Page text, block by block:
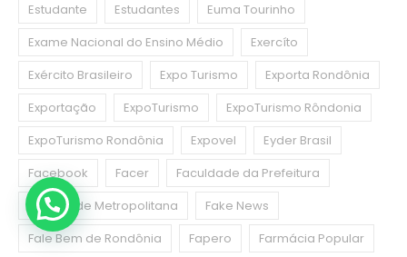
Estudante
Estudantes
Euma Tourinho
Exame Nacional do Ensino Médio
Exercíto
Exército Brasileiro
Expo Turismo
Exporta Rondônia
Exportação
ExpoTurismo
ExpoTurismo Rôndonia
ExpoTurismo Rondônia
Expovel
Eyder Brasil
Facebook
Facer
Faculdade da Prefeitura
Faculdade Metropolitana
Fake News
Fale Bem de Rondônia
Fapero Farmácia Popular